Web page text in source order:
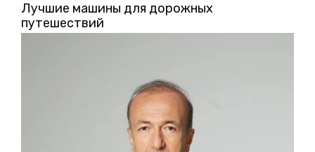
Лучшие машины для дорожных
путешествий